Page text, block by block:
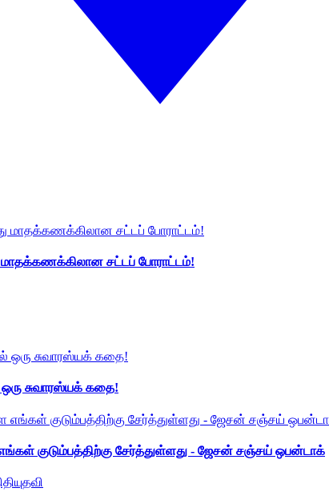
மாதக்கணக்கிலான சட்டப் போராட்டம்!
சுவாரஸ்யக் கதை!
எங்கள் குடும்பத்திற்கு சேர்த்துள்ளது - ஜேசன் சஞ்சய் ஒபன்டாக்